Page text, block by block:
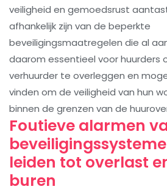
veiligheid en gemoedsrust
afhankelijk zijn van de beperkte
beveiligingsmaatregelen die al
daarom essentieel voor huurders
verhuurder te overleggen en
vinden om de veiligheid van hun
binnen de grenzen van de
Foutieve alarmen
leiden tot overlast
buren